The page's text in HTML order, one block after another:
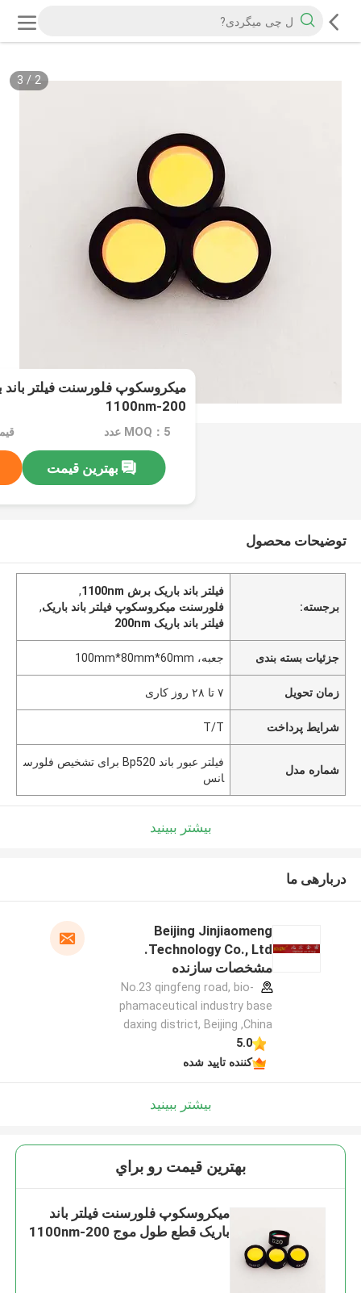
2
/
3
میکروسکوپ فلورسنت فیلتر
200-1100nm
MOQ：5 عدد
بهترین قیمت
توضیحات محصول
برجسته:
فیلتر باند باریک برش 1100nm
,
فلورسنت میکروسکوپ فیلتر باند باریک,
فیلتر باند باریک 200nm
جزئیات بسته بندی جعبه، 100mm*80mm*60mm
زمان تحویل ۷ تا ۲۸ روز کاری
شرایط پرداخت T/T
شماره مدل
فیلتر عبور باند Bp520 برای تشخیص فلورس
انس
بیشتر ببینید
دربارهی ما
Beijing Jinjiaomeng
Technology Co., Ltd.
مشخصات سازنده
No.23 qingfeng road, bio-
phamaceutical industry base
daxing district, Beijing ,China
5.0
کننده تایید شده
بیشتر ببینید
بهترين قيمت رو براي
میکروسکوپ فلورسنت فیلتر باند
باریک قطع طول موج 200-1100nm